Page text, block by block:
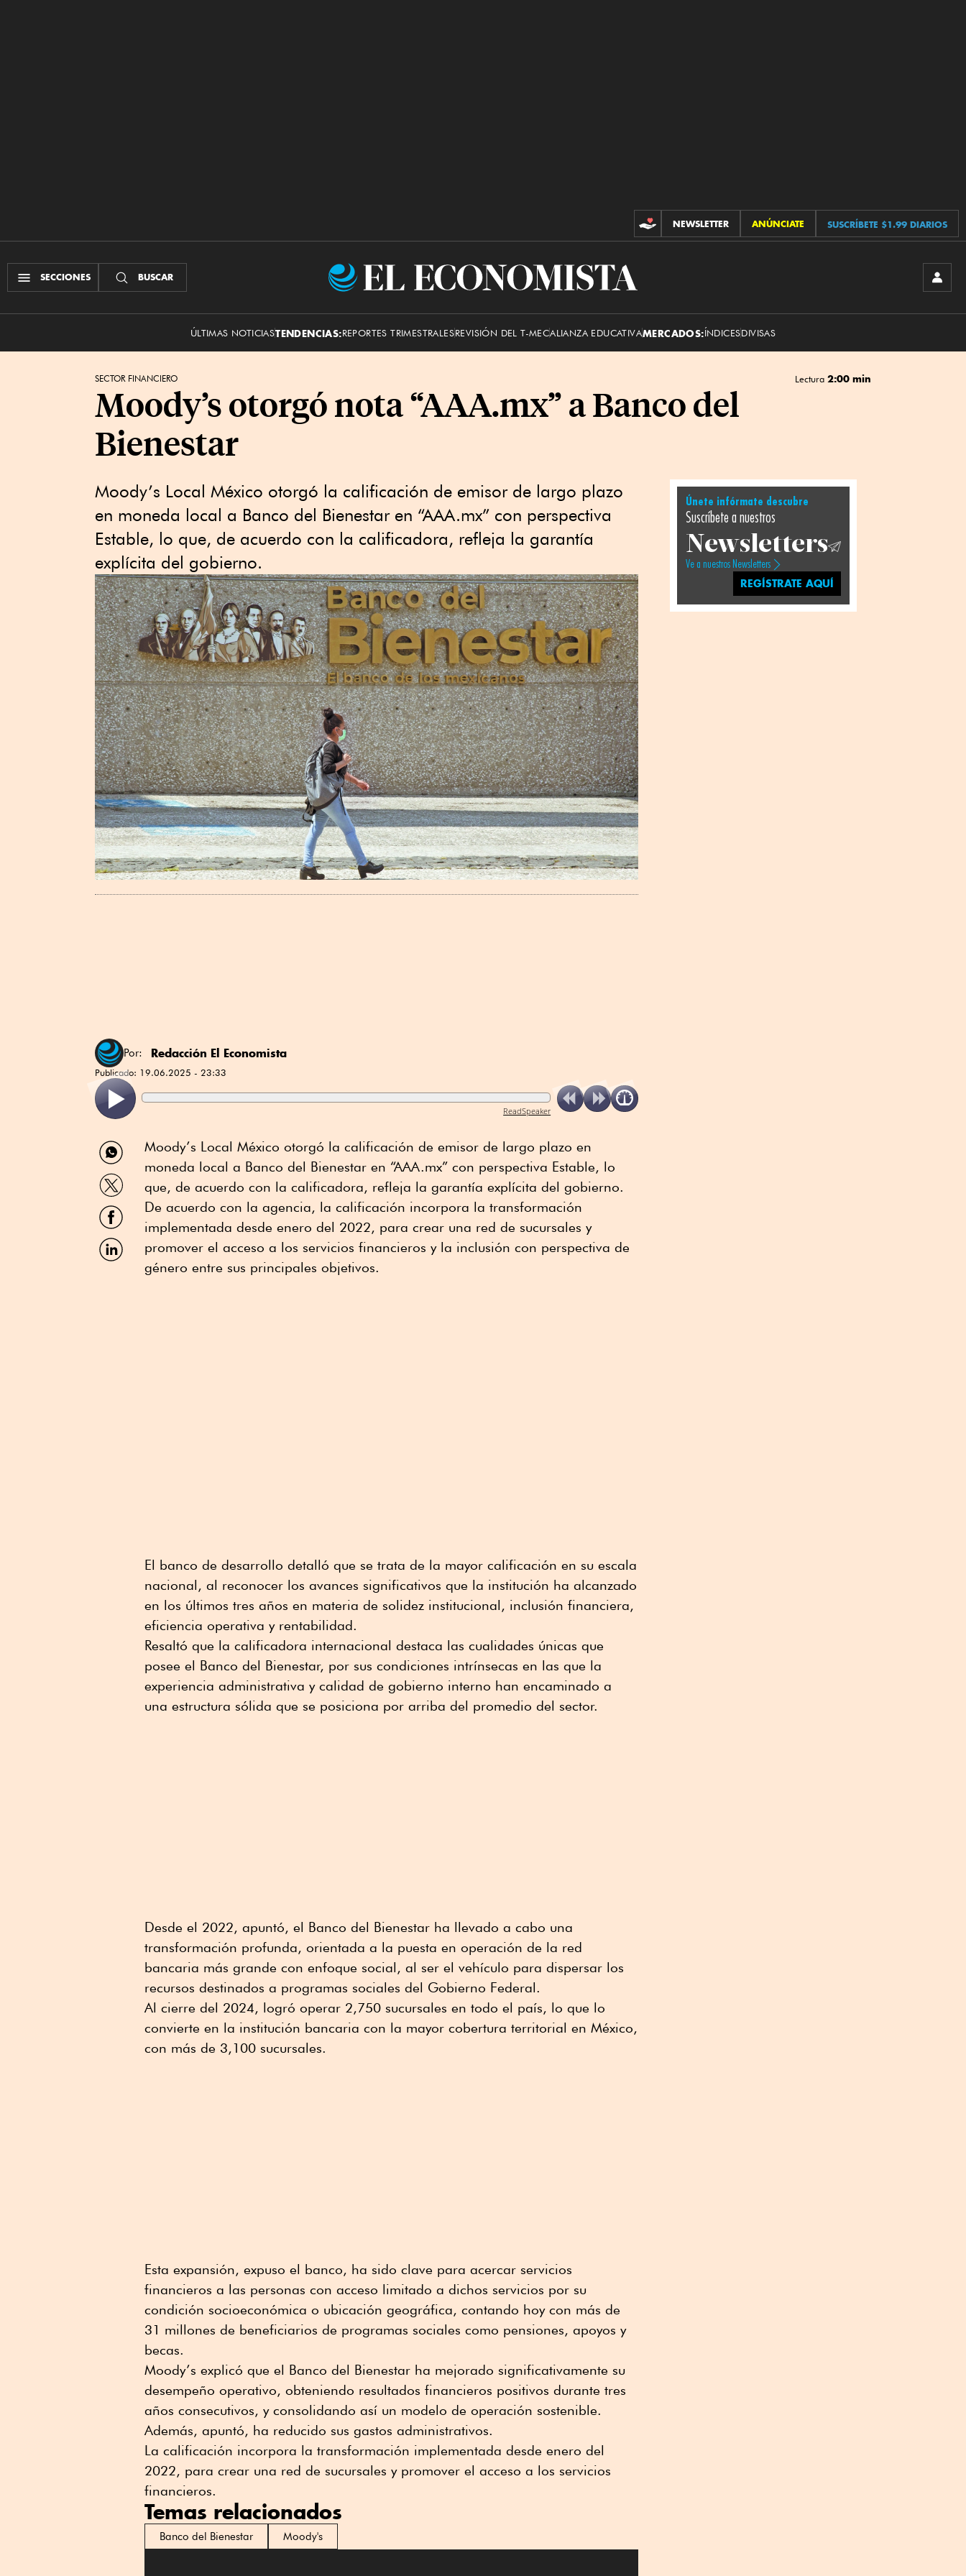
CONTRIBUCIONES
NEWSLETTER ANÚNCIATE SUSCRÍBETE $1.99 DIARIOS
SECCIONES BUSCAR
El
ÚLTIMAS NOTICIASTENDENCIAS:REPORTES TRIMESTRALESREVISIÓN DEL T-MECALIANZA EDUCATIVAMERCADOS:ÍNDICESDIVISAS
SECTOR FINANCIERO Lectura 2:00 min
Moody’s otorgó nota “AAA.mx” a Banco del
Bienestar
Moody’s Local México otorgó la calificación de emisor de largo plazo
en moneda local a Banco del Bienestar en “AAA.mx” con perspectiva
Estable, lo que, de acuerdo con la calificadora, refleja la garantía
explícita del gobierno.
Por: Redacción El Economista
Publicado: 19.06.2025 - 23:33
ReadSpeaker
Compartir
por
WhatsApp
Compartir
por
Twitter
Compartir
por
Facebook
Compartir
por
Moody’s Local México otorgó la calificación de emisor de largo plazo en
moneda local a Banco del Bienestar en “AAA.mx” con perspectiva Estable, lo
que, de acuerdo con la calificadora, refleja la garantía explícita del gobierno.
De acuerdo con la agencia, la calificación incorpora la transformación
implementada desde enero del 2022, para crear una red de sucursales y
promover el acceso a los servicios financieros y la inclusión con perspectiva de
género entre sus principales objetivos.
El banco de desarrollo detalló que se trata de la mayor calificación en su escala
nacional, al reconocer los avances significativos que la institución ha alcanzado
en los últimos tres años en materia de solidez institucional, inclusión financiera,
eficiencia operativa y rentabilidad.
Resaltó que la calificadora internacional destaca las cualidades únicas que
posee el Banco del Bienestar, por sus condiciones intrínsecas en las que la
experiencia administrativa y calidad de gobierno interno han encaminado a
una estructura sólida que se posiciona por arriba del promedio del sector.
Desde el 2022, apuntó, el Banco del Bienestar ha llevado a cabo una
transformación profunda, orientada a la puesta en operación de la red
bancaria más grande con enfoque social, al ser el vehículo para dispersar los
recursos destinados a programas sociales del Gobierno Federal.
Al cierre del 2024, logró operar 2,750 sucursales en todo el país, lo que lo
convierte en la institución bancaria con la mayor cobertura territorial en México,
con más de 3,100 sucursales.
Esta expansión, expuso el banco, ha sido clave para acercar servicios
financieros a las personas con acceso limitado a dichos servicios por su
condición socioeconómica o ubicación geográfica, contando hoy con más de
31 millones de beneficiarios de programas sociales como pensiones, apoyos y
becas.
Moody’s explicó que el Banco del Bienestar ha mejorado significativamente su
desempeño operativo, obteniendo resultados financieros positivos durante tres
años consecutivos, y consolidando así un modelo de operación sostenible.
Además, apuntó, ha reducido sus gastos administrativos.
La calificación incorpora la transformación implementada desde enero del
2022, para crear una red de sucursales y promover el acceso a los servicios
financieros.
Temas relacionados
Banco del Bienestar Moody's
Únete infórmate descubre
Suscríbete a nuestros
Newsletters
Ve a nuestros Newsletters
REGÍSTRATE AQUÍ